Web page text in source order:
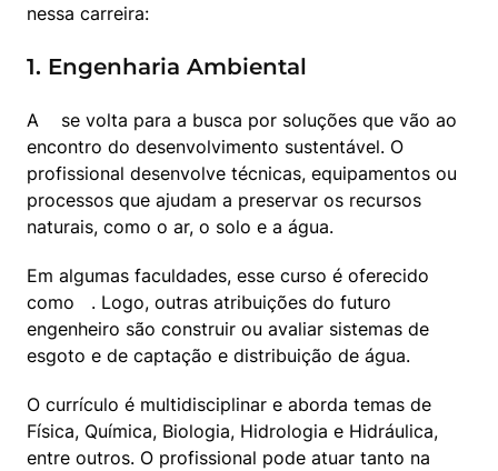
nessa carreira:
1. Engenharia Ambiental
A
  se volta para a busca por soluções que vão ao
encontro do desenvolvimento sustentável. O
profissional desenvolve técnicas, equipamentos ou
processos que ajudam a preservar os recursos
naturais, como o ar, o solo e a água.
Em algumas faculdades, esse curso é oferecido
como
. Logo, outras atribuições do futuro
engenheiro são construir ou avaliar sistemas de
esgoto e de captação e distribuição de água.
O currículo é multidisciplinar e aborda temas de
Física, Química, Biologia, Hidrologia e Hidráulica,
entre outros. O profissional pode atuar tanto na